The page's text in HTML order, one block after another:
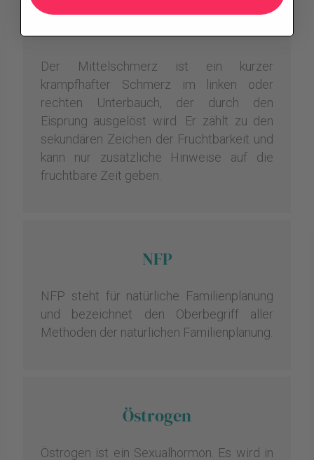
Der Mittelschmerz ist ein kurzer
krampfhafter Schmerz im linken oder
rechten Unterbauch, der durch den
Eisprung ausgelöst wird. Er zählt zu den
sekundären Zeichen der Fruchtbarkeit und
kann nur zusätzliche Hinweise auf die
fruchtbare Zeit geben.
NFP
NFP steht für natürliche Familienplanung
und bezeichnet den Oberbegriff aller
Methoden der natürlichen Familienplanung.
Östrogen
Östrogen ist ein Sexualhormon. Es wird in